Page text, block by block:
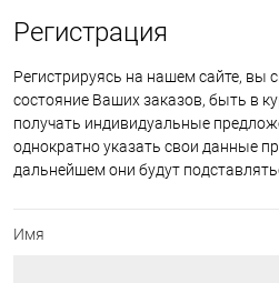
Регистрация
Регистрируясь на нашем сайте, вы
состояние Ваших заказов, быть в
получать индивидуальные
однократно указать свои данные
дальнейшем они будут
Имя